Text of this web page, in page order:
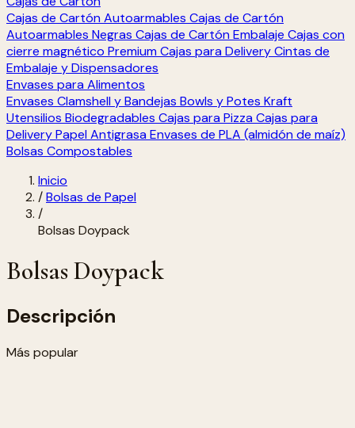
Cajas de Cartón Autoarmables Cajas de Cartón
Autoarmables Negras Cajas de Cartón Embalaje Cajas con
cierre magnético Premium Cajas para DeliveryCintas de
Embalaje y Dispensadores
Envases para Alimentos
Envases Clamshell y Bandejas Bowls y Potes Kraft
Utensilios Biodegradables Cajas para Pizza Cajas para
DeliveryPapel Antigrasa Envases de PLA (almidón de maíz)
Bolsas Compostables
Inicio
/Bolsas de Papel
/
Bolsas Doypack
Bolsas Doypack
Descripción
Más popular